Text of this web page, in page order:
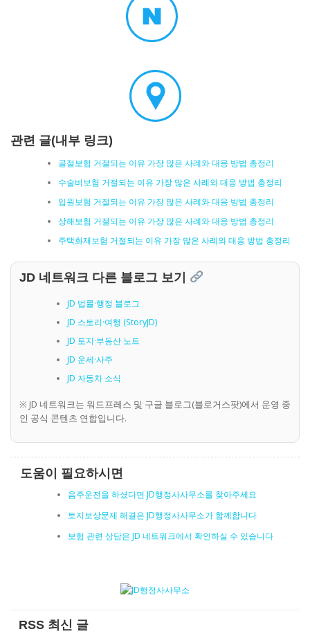
관련 글(내부 링크)
골절보험 거절되는 이유 가장 많은 사례와 대응 방법 총정리
수술비보험 거절되는 이유 가장 많은 사례와 대응 방법 총정리
입원보험 거절되는 이유 가장 많은 사례와 대응 방법 총정리
상해보험 거절되는 이유 가장 많은 사례와 대응 방법 총정리
주택화재보험 거절되는 이유 가장 많은 사례와 대응 방법 총정리
JD 네트워크 다른 블로그 보기
JD 법률·행정 블로그
JD 스토리·여행 (StoryJD)
JD 토지·부동산 노트
JD 운세·사주
JD 자동차 소식
※ JD 네트워크는 워드프레스 및 구글 블로그(블로거스팟)에서 운영 중
인 공식 콘텐츠 연합입니다.
도움이 필요하시면
음주운전을 하셨다면 JD행정사사무소를 찾아주세요
토지보상문제 해결은 JD행정사사무소가 함께합니다
보험 관련 상담은 JD 네트워크에서 확인하실 수 있습니다
RSS 최신 글